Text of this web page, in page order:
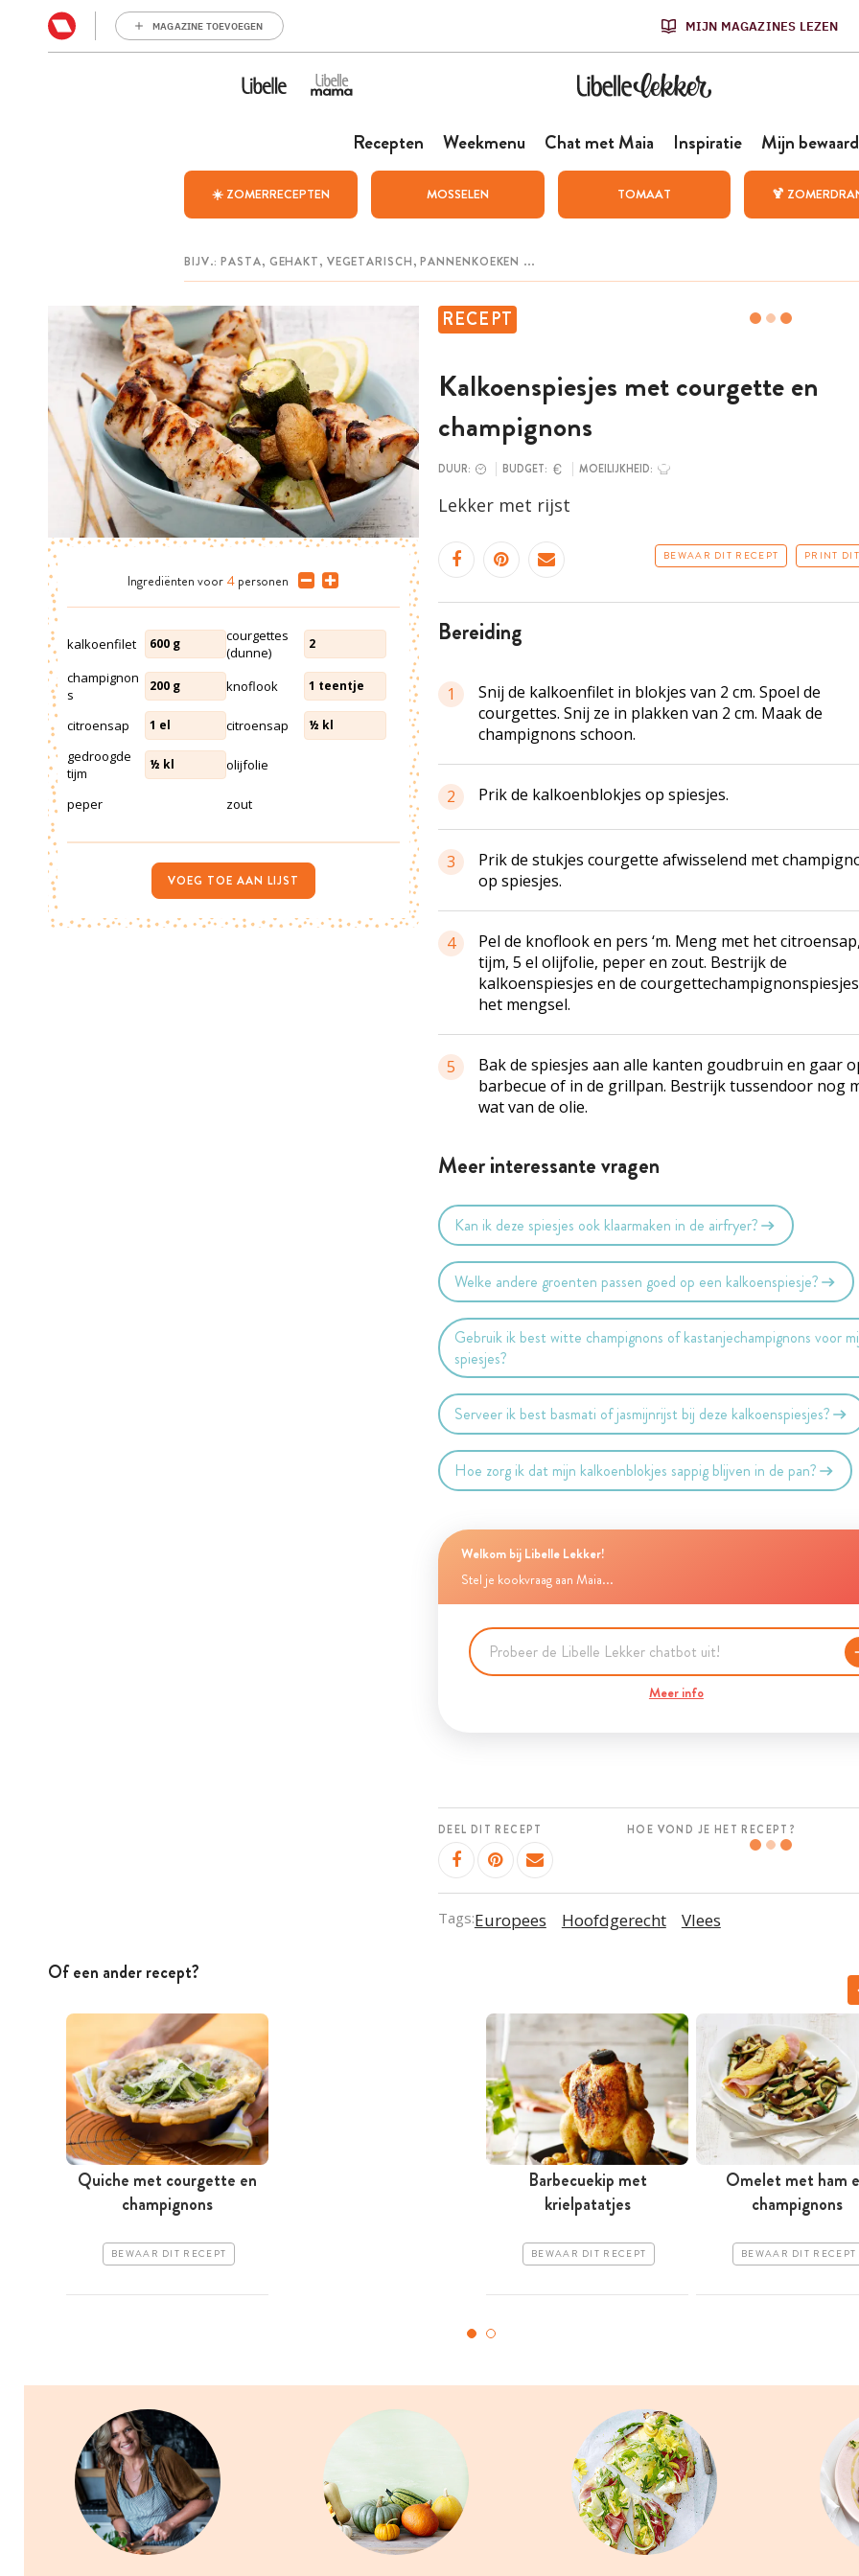
MAGAZINE TOEVOEGEN MIJN MAGAZINES LEZEN
Recepten Weekmenu Chat met Maia Inspiratie Mijn
☀️ ZOMERRECEPTEN MOSSELEN TOMAAT 🍹
RECEPT
Kalkoenspiesjes met courgette en
champignons
DUUR: BUDGET: MOEILIJKHEID:
Lekker met rijst
BEWAAR DIT RECEPT PRINT
bereiding
1
Snij de kalkoenfilet in blokjes van 2 cm. Spoel de
courgettes. Snij ze in plakken van 2 cm. Maak de
champignons schoon.
2 Prik de kalkoenblokjes op spiesjes.
3
Prik de stukjes courgette afwisselend met
op spiesjes.
4
Pel de knoflook en pers ‘m. Meng met het
tijm, 5 el olijfolie, peper en zout. Bestrijk de
kalkoenspiesjes en de
het mengsel.
5
Bak de spiesjes aan alle kanten goudbruin en gaar
barbecue of in de grillpan. Bestrijk tussendoor nog
wat van de olie.
Meer interessante vragen
Kan ik deze spiesjes ook klaarmaken in de airfryer?
Welke andere groenten passen goed op een kalkoenspiesje?
Gebruik ik best witte champignons of kastanjechampignons voor
spiesjes?
Serveer ik best basmati of jasmijnrijst bij deze kalkoenspiesjes?
Hoe zorg ik dat mijn kalkoenblokjes sappig blijven in de pan?
Welkom bij Libelle Lekker!
Stel je kookvraag aan Maia...
Meer info
DEEL DIT RECEPT HOE VOND JE HET RECEPT?
Tags:Europees Hoofdgerecht Vlees
Ingrediënten voor 4 personen
kalkoenfilet 600 g
courgettes
(dunne)
2
champignon
s
200 g knoflook 1 teentje
citroensap 1 el citroensap ½ kl
gedroogde
tijm
½ kl olijfolie
peper zout
VOEG TOE AAN LIJST
Of een ander recept?
Quiche met courgette en
champignons
BEWAAR DIT RECEPT
Barbecuekip met
krielpatatjes
BEWAAR DIT RECEPT
Omelet met ham
champignons
BEWAAR DIT RECEPT